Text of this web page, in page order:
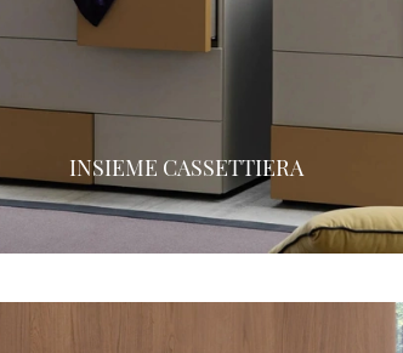
INSIEME CASSETTIERA